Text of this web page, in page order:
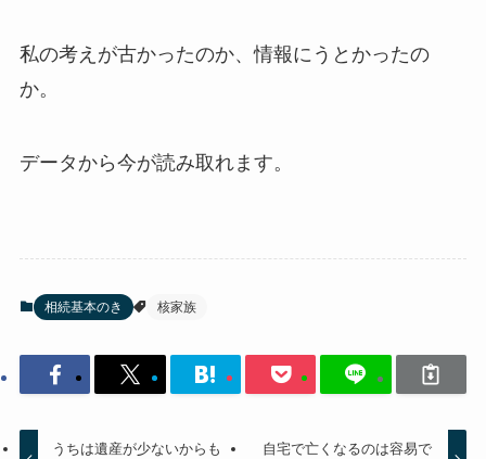
私の考えが古かったのか、情報にうとかったの
か。
データから今が読み取れます。
相続基本のき 核家族
うちは遺産が少ないからも
自宅で亡くなるのは容易で